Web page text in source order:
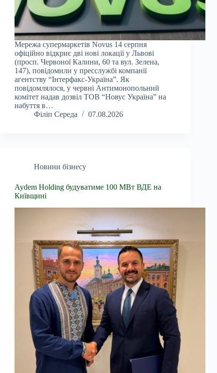
Мережа супермаркетів Novus 14 серпня
офіційно відкриє дві нові локації у Львові
(просп. Червоної Калини, 60 та вул. Зелена,
147), повідомили у пресслужбі компанії
агентству “Інтерфакс-Україна”. Як
повідомлялося, у червні Антимонопольний
комітет надав дозвіл ТОВ “Новус Україна” на
набуття в…
Філіп Середа
07.08.2026
Новини бізнесу
Aydem Holding будуватиме 100 МВт ВДЕ на
Київщині